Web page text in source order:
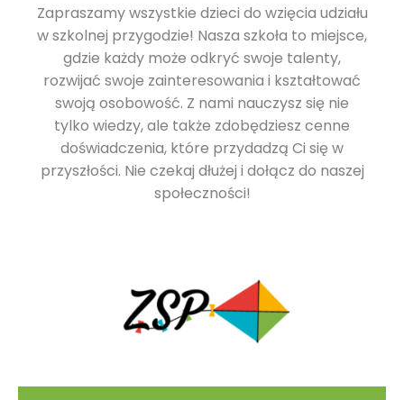
Zapraszamy wszystkie dzieci do wzięcia udziału
w szkolnej przygodzie! Nasza szkoła to miejsce,
gdzie każdy może odkryć swoje talenty,
rozwijać swoje zainteresowania i kształtować
swoją osobowość. Z nami nauczysz się nie
tylko wiedzy, ale także zdobędziesz cenne
doświadczenia, które przydadzą Ci się w
przyszłości. Nie czekaj dłużej i dołącz do naszej
społeczności!